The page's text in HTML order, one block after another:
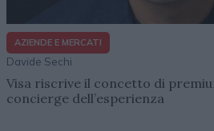
AZIENDE E MERCATI
Davide Sechi
Visa riscrive il concetto di
concierge dell’esperienza